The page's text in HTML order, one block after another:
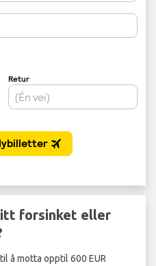
forsinket eller
å motta opptil 600 EUR